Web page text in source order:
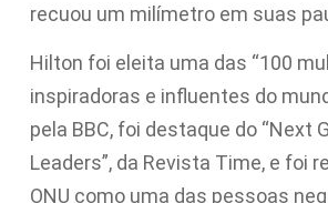
recuou um milímetro em suas
Hilton foi eleita uma das “100
inspiradoras e influentes do
pela BBC, foi destaque do “Next
Leaders”, da Revista Time, e foi
ONU como uma das pessoas